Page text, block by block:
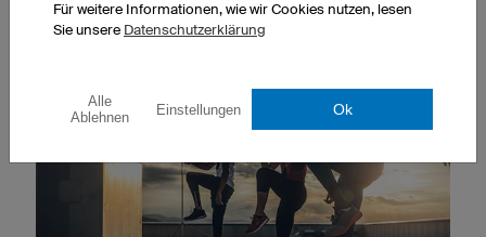
werden und Schmerzen zu reduzieren.
Für weitere Informationen, wie wir Cookies nutzen, lesen
Sie unsere Datenschutzerklärung
Alle
Ablehnen
Einstellungen Ok